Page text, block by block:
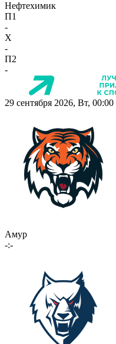
Нефтехимик
П1
-
X
-
П2
-
29 сентября 2026, Вт, 00:00
Амур
-:-